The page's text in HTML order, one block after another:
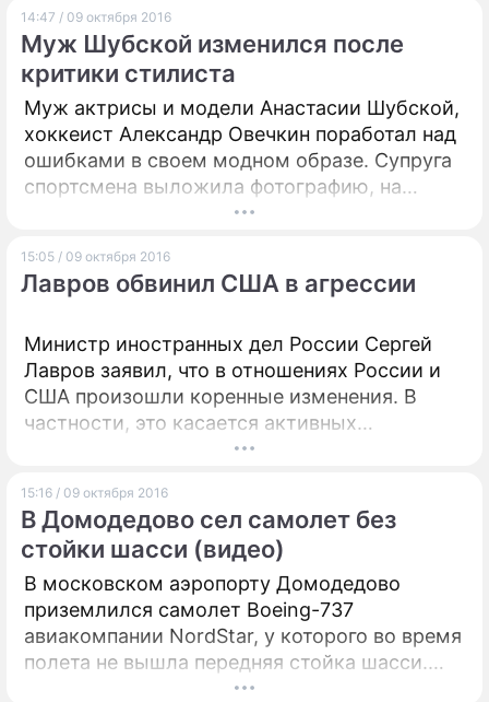
14:47 / 09 октября 2016
Муж Шубской изменился после
критики стилиста
Муж актрисы и модели Анастасии Шубской,
хоккеист Александр Овечкин поработал над
ошибками в своем модном образе. Супруга
спортсмена выложила фотографию, на
которой они запечатлены перед походом в
15:05 / 09 октября 2016
Лавров обвинил США в агрессии
Министр иностранных дел России Сергей
Лавров заявил, что в отношениях России и
США произошли коренные изменения. В
частности, это касается активных
агрессивных действий Штатов и реакции на
15:16 / 09 октября 2016
В Домодедово сел самолет без
стойки шасси (видео)
В московском аэропорту Домодедово
приземлился самолет Boeing-737
авиакомпании NordStar, у которого во время
полета не вышла передняя стойка шасси.
Авиалайнер летел в Москву из греческого